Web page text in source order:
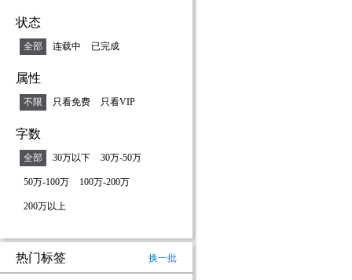
状态
全部 连载中 已完成
属性
不限 只看免费 只看VIP
字数
全部 30万以下 30万-50万
50万-100万 100万-200万
200万以上
热门标签 换一批